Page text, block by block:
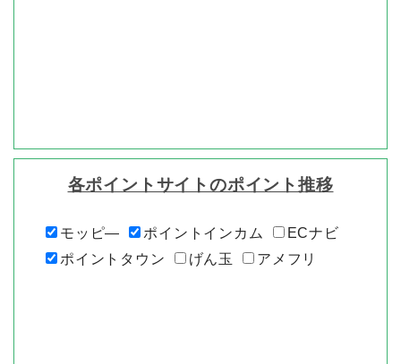
各ポイントサイトのポイント推移
モッピ― ポイントインカム
ECナビ
ポイントタウン
げん玉 アメフリ